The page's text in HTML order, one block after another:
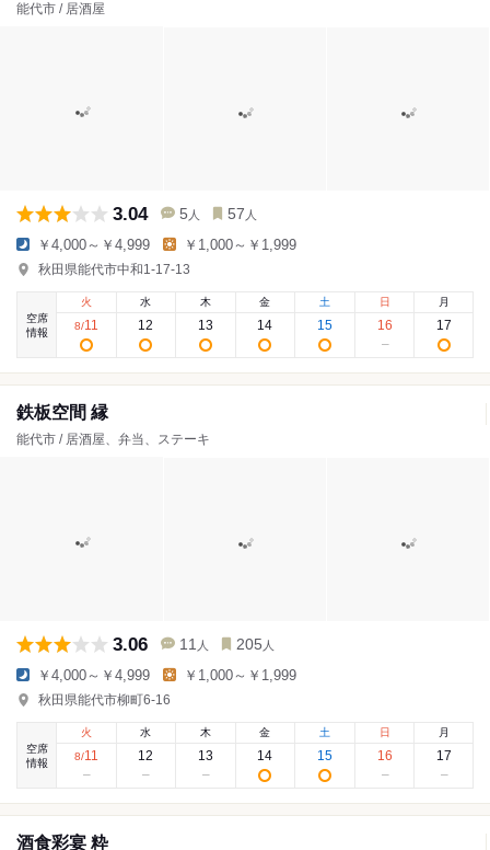
能代市 / 居酒屋
3.04 5 人 57 人
￥4,000～￥4,999 ￥1,000～￥1,999
秋田県能代市中和1-17-13
空席
情報
火
8/11
水
12
木
13
金
14
土
15
日
16
月
17
鉄板空間 縁
能代市 / 居酒屋、弁当、ステーキ
3.06 11 人 205 人
￥4,000～￥4,999 ￥1,000～￥1,999
秋田県能代市柳町6-16
空席
情報
火
8/11
水
12
木
13
金
14
土
15
日
16
月
17
酒食彩宴 粋